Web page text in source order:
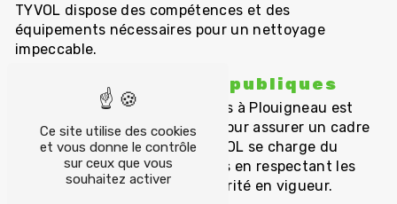
TYVOL dispose des compétences et des
équipements nécessaires pour un nettoyage
impeccable.
Nettoyage d'allées publiques
L'entretien des allées publiques à Plouigneau est
une responsabilité collective pour assurer un cadre
de vie agréable pour tous. TYVOL se charge du
nettoyage des allées publiques en respectant les
normes de propreté et de sécurité en vigueur.
Ce site utilise des cookies
et vous donne le contrôle
sur ceux que vous
souhaitez activer